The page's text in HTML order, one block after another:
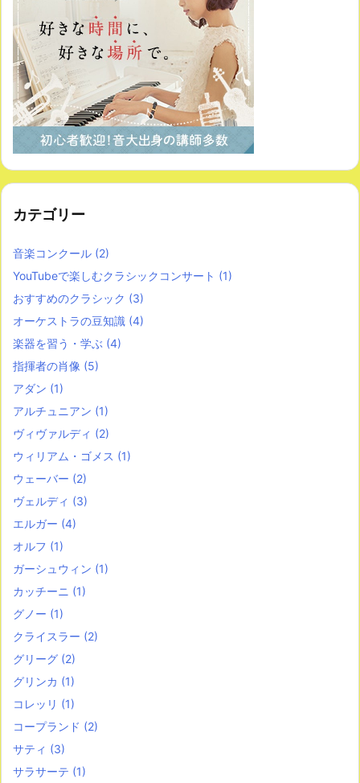
カテゴリー
音楽コンクール (2)
YouTubeで楽しむクラシックコンサート (1)
おすすめのクラシック (3)
オーケストラの豆知識 (4)
楽器を習う・学ぶ (4)
指揮者の肖像 (5)
アダン (1)
アルチュニアン (1)
ヴィヴァルディ (2)
ウィリアム・ゴメス (1)
ウェーバー (2)
ヴェルディ (3)
エルガー (4)
オルフ (1)
ガーシュウィン (1)
カッチーニ (1)
グノー (1)
クライスラー (2)
グリーグ (2)
グリンカ (1)
コレッリ (1)
コープランド (2)
サティ (3)
サラサーテ (1)